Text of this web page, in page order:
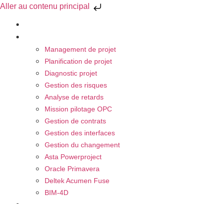
Aller au contenu principal
Management de projet
Planification de projet
Diagnostic projet
Gestion des risques
Analyse de retards
Mission pilotage OPC
Gestion de contrats
Gestion des interfaces
Gestion du changement
Asta Powerproject
Oracle Primavera
Deltek Acumen Fuse
BIM-4D